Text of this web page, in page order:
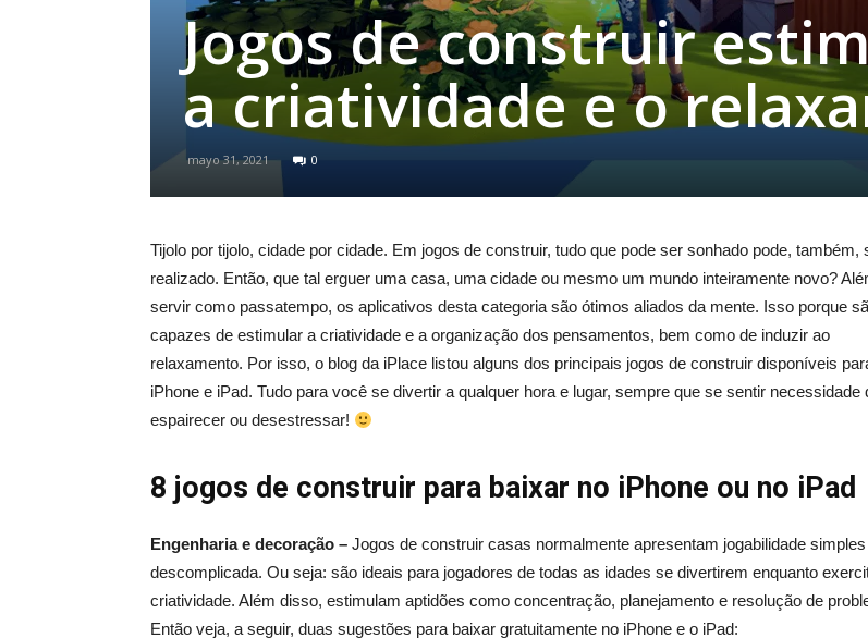
Jogos de construir
a criatividade e o
mayo 31, 2021 0
Tijolo por tijolo, cidade por cidade. Em jogos de construir, tudo que pode ser sonhado pode, também,
realizado. Então, que tal erguer uma casa, uma cidade ou mesmo um mundo inteiramente novo?
servir como passatempo, os aplicativos desta categoria são ótimos aliados da mente. Isso porque
capazes de estimular a criatividade e a organização dos pensamentos, bem como de induzir ao
relaxamento. Por isso, o blog da iPlace listou alguns dos principais jogos de construir disponíveis
iPhone e iPad. Tudo para você se divertir a qualquer hora e lugar, sempre que se sentir necessidade
espairecer ou desestressar!
8 jogos de construir para baixar no iPhone ou no iPad
Engenharia e decoração – Jogos de construir casas normalmente apresentam jogabilidade
descomplicada. Ou seja: são ideais para jogadores de todas as idades se divertirem enquanto
criatividade. Além disso, estimulam aptidões como concentração, planejamento e resolução de
Então veja, a seguir, duas sugestões para baixar gratuitamente no iPhone e o iPad: